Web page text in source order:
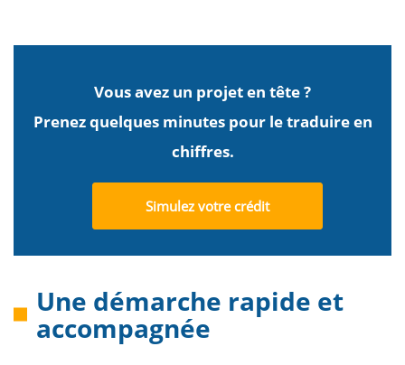
Vous avez un projet en tête ?
Prenez quelques minutes pour le traduire en
chiffres.
Simulez votre crédit
Une démarche rapide et
accompagnée